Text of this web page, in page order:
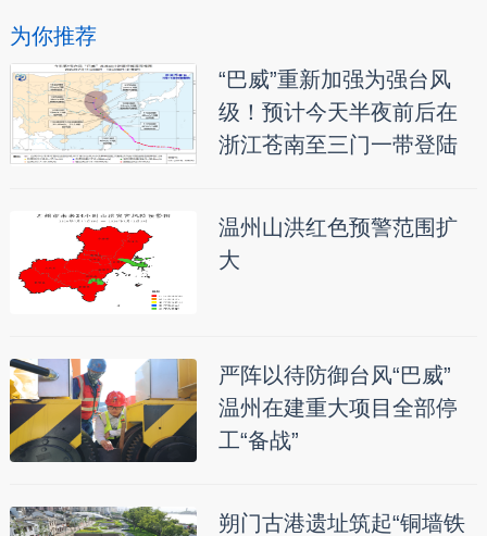
为你推荐
“巴威”重新加强为强台风
级！预计今天半夜前后在
浙江苍南至三门一带登陆
温州山洪红色预警范围扩
大
严阵以待防御台风“巴威”
温州在建重大项目全部停
工“备战”
朔门古港遗址筑起“铜墙铁